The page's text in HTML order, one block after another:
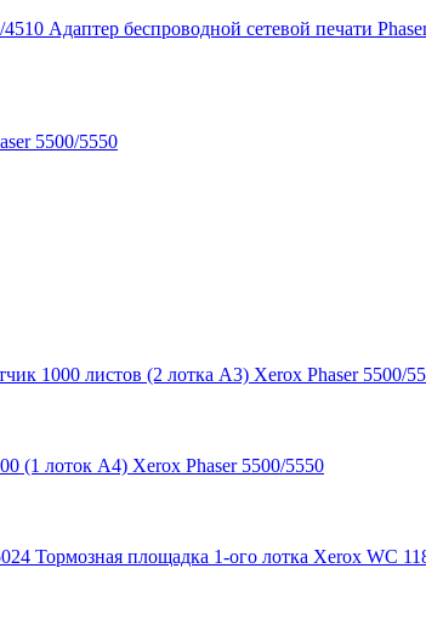
Адаптер беспроводной сетевой печати
5500/5550
1000 листов (2 лотка A3) Xerox Phaser 5500/
(1 лоток A4) Xerox Phaser 5500/5550
Тормозная площадка 1-ого лотка Xerox WC